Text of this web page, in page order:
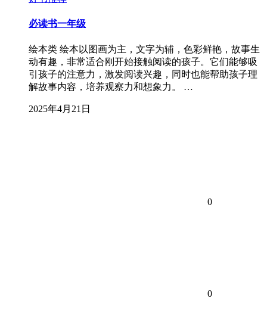
必读书一年级
绘本类 绘本以图画为主，文字为辅，色彩鲜艳，故事生
动有趣，非常适合刚开始接触阅读的孩子。它们能够吸
引孩子的注意力，激发阅读兴趣，同时也能帮助孩子理
解故事内容，培养观察力和想象力。 …
2025年4月21日
0
0